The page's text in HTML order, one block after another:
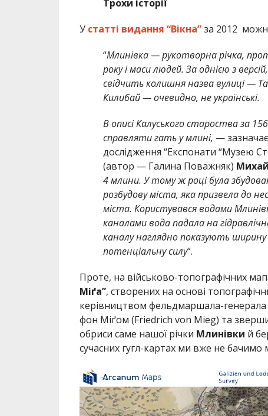
Трохи історії
У статті видання “Вікна”за 2012
“Млинівка — рукотворна річка,
року і маси людей. За однією з
свідчить колишня назва вулиці —
Килибай — очевидно, не українські.
В описі Калуського староства за
справляти гать у млині, —
дослідження “Експонати “Музею
(автор — Галина Поважняк)
4 млини. У тому ж році була
розбудову міста, яка призвела до
міста. Користувався водами
каналами вода падала на
каналу наглядно показують ширину
потенціальну силу“.
Проте, на військово-топографічних
Міґа”, створених на основі
керівництвом фельдмаршала-
фон Міґом (Friedrich von Mieg) та
обриси саме нашої річки Млинівки й
сучасних гугл-картах ми вже не бачимо